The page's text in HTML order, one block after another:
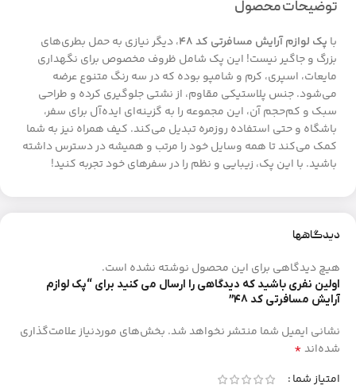
توضیحات محصول
با پک لوازم آرایش مسافرتی کد ۴۸
، دیگر نیازی به حمل بطری‌های
بزرگ و جاگیر نیست! این پک شامل ظروف مخصوص برای نگهداری
مایعات، اسپری، کرم و شامپو بوده که در سه رنگ متنوع عرضه
می‌شود. جنس پلاستیکی مقاوم، از نشتی جلوگیری کرده و طراحی
سبک و کم‌حجم آن، این مجموعه را به گزینه‌ای ایده‌آل برای سفر،
باشگاه و حتی استفاده روزمره تبدیل می‌کند. کیف همراه نیز به شما
کمک می‌کند تا همه وسایل خود را مرتب و همیشه در دسترس داشته
باشید. با این پک، زیبایی و نظم را در سفرهای خود تجربه کنید!
دیدگاهها
هیچ دیدگاهی برای این محصول نوشته نشده است.
اولین نفری باشید که دیدگاهی را ارسال می کنید برای “پک لوازم
آرایش مسافرتی کد ۴۸”
نشانی ایمیل شما منتشر نخواهد شد. بخش‌های موردنیاز علامت‌گذاری
شده‌اند*
امتیاز شما